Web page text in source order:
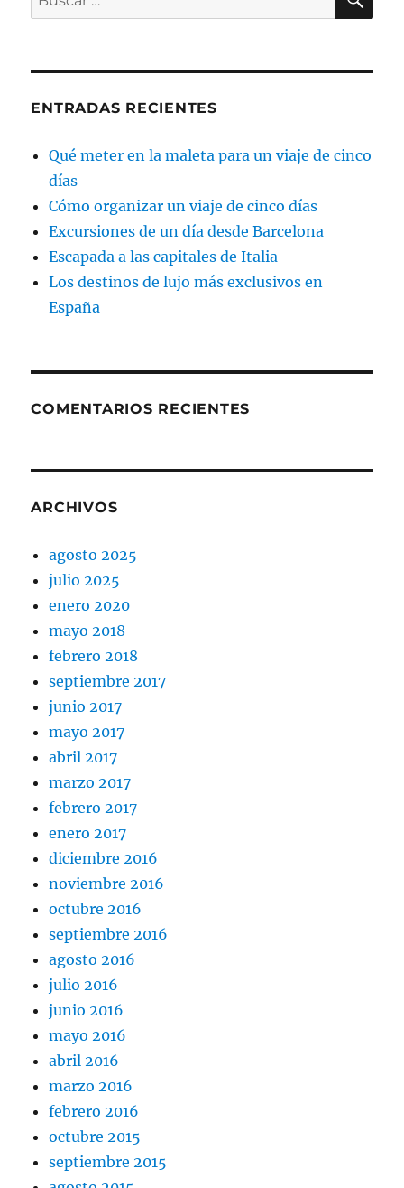
por:
ENTRADAS RECIENTES
Qué meter en la maleta para un viaje de cinco
días
Cómo organizar un viaje de cinco días
Excursiones de un día desde Barcelona
Escapada a las capitales de Italia
Los destinos de lujo más exclusivos en
España
COMENTARIOS RECIENTES
ARCHIVOS
agosto 2025
julio 2025
enero 2020
mayo 2018
febrero 2018
septiembre 2017
junio 2017
mayo 2017
abril 2017
marzo 2017
febrero 2017
enero 2017
diciembre 2016
noviembre 2016
octubre 2016
septiembre 2016
agosto 2016
julio 2016
junio 2016
mayo 2016
abril 2016
marzo 2016
febrero 2016
octubre 2015
septiembre 2015